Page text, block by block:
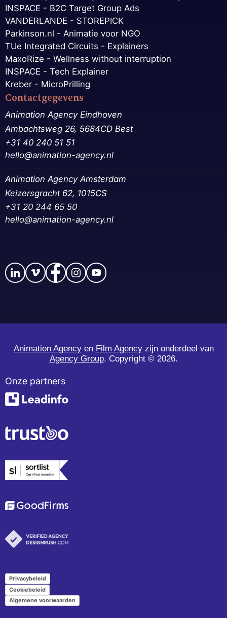
INSPACE - B2C Target Group Ads
VANDERLANDE - STOREPICK
Parkinson.nl - Animatie voor NGO
TUe Integrated Circuits - Explainers
MaxoRize - Wellness without interruption
INSPACE - Tech Explainer
Kreber - MicroPrilling
Contactgegevens
Animation Agency Eindhoven
Ambachtsweg 26, 5684CD Best
+31 40 240 51 51
hello@animation-agency.nl
Animation Agency Amsterdam
Keizersgracht 62, 1015CS
+31 20 244 65 50‬
hello@animation-agency.nl
Animation Agencyen Film Agencyzijn onderdeel van
Agency Group. Copyright © 2026.
Onze partners
Privacybeleid
Cookiebeleid
Algemene voorwaarden